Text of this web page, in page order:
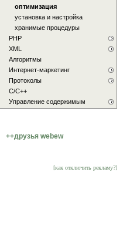
оптимизация
установка и настройка
хранимые процедуры
PHP
XML
Алгоритмы
Интернет-маркетинг
Протоколы
С/C++
Управление содержимым
++друзья webew
[как отключить рекламу?]